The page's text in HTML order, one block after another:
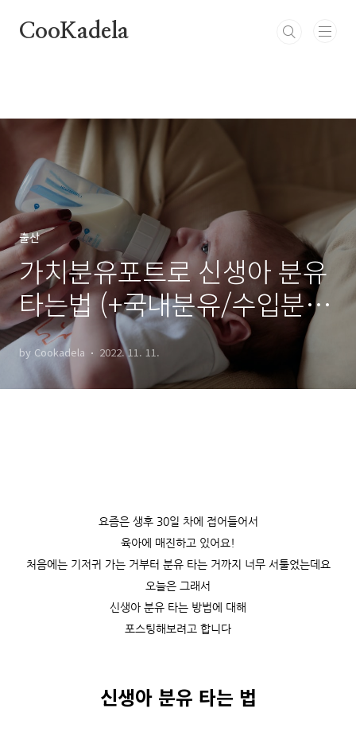
CooKadela
출산
가치분유포트로 신생아 분유
타는법 (+국내분유/수입분
유)
by Cookadela 2022. 11. 11.
요즘은 생후 30일 차에 접어들어서
육아에 매진하고 있어요!
처음에는 기저귀 가는 거부터 분유 타는 거까지 너무 서툴었는데요
오늘은 그래서
신생아 분유 타는 방법에 대해
포스팅해보려고 합니다
신생아 분유 타는 법